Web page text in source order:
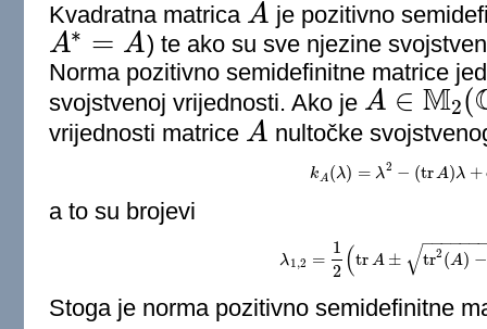
Kvadratna matrica A
A je pozitivno
A∗ = A
A∗=
) te ako su sve njezine
Norma pozitivno semidefinitne matrice
svojstvenoj vrijednosti. Ako je A ∈ M2(
A∈M2(C ),
vrijednosti matrice A
A nultočke
k A (λ) = λ2 − (trA)λ +
k A(λ)=λ2− (trA)λ+detA
a to su brojevi
λ1,2 =
1
2 (tr A ± tr2 (A) −
−−−−−−
√
λ 1 2= 12 (trA±tr2(A)−4det
Stoga je norma pozitivno semidefinitne